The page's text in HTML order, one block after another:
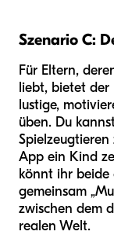
Szenario C:
Für Eltern,
liebt, bietet der
lustige,
üben. Du
App ein Kind
könnt ihr beide
gemeinsam
zwischen dem
realen Welt.